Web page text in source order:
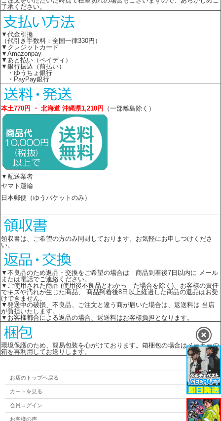
了承ください。
▼代金引換
（代引き手数料：全国一律330円）
▼クレジットカード
▼Amazonpay
▼あと払い（ペイディ）
▼銀行振込（前払い）
・ゆうちょ銀行
・PayPay銀行
本土770円 ・ 北海道 沖縄県1,210円 （一部離島除く）
▼配送業者
ヤマト運輸
日本郵便（ゆうパケットのみ）
領収書は、ご希望の方のみ同封しております。お気軽にお申しつけくださ
い。
▼不良品のため返品・交換をご希望の場合は 商品到着後7日以内に メール
または電話でご連絡ください。
▼ご使用された商品 (使用後不良品とわかっ た場合を除く)、お客様の責任
でキズや汚れが生じた商品、 商品到着後8日以上経過した商品の返品はお受
けできません。
▼発送中の破損、不良品、ご注文と違う商が届いた場合は、返送料は 当店
が負担いたします。
▼お客様都合による返品の場合、返送料はお客様負担となります。
環境保護のため、簡易包装を心がけております。箱梱包の場合はメーカーの
箱を再利用してお送りします。
お店のトップへ戻る
カートを見る
会員ログイン
お客様の声